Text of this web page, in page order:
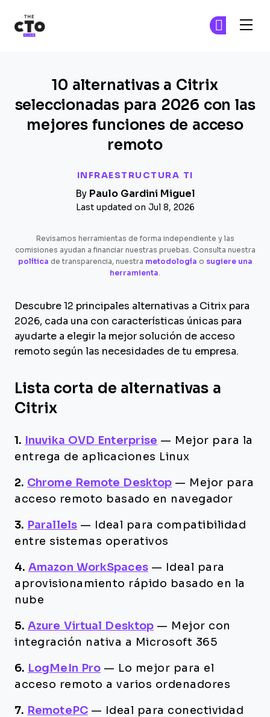
INFRAESTRUCTURA TI
10 alternativas a Citrix
seleccionadas para 2026 con las
mejores funciones de acceso
remoto
By Paulo Gardini Miguel
Last updated on Jul 8, 2026
Revisamos herramientas de forma independiente y las
comisiones ayudan a financiar nuestras pruebas. Consulta nuestra
política de transparencia, nuestra metodología o sugiere una
herramienta.
Descubre 12 principales alternativas a Citrix para
2026, cada una con características únicas para
ayudarte a elegir la mejor solución de acceso
remoto según las necesidades de tu empresa.
Lista corta de alternativas a
Citrix
1. Inuvika OVD Enterprise — Mejor para la
entrega de aplicaciones Linux
2. Chrome Remote Desktop — Mejor para
acceso remoto basado en navegador
3. Parallels —
Ideal para compatibilidad
entre sistemas operativos
4. Amazon WorkSpaces —
Ideal para
aprovisionamiento rápido basado en la
nube
5. Azure Virtual Desktop — Mejor con
integración nativa a Microsoft 365
6. LogMeIn Pro — Lo mejor para el
acceso remoto a varios ordenadores
7. RemotePC —
Ideal para conectividad